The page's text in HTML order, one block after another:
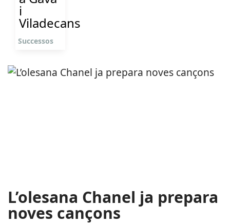
i
Viladecans
Successos
L’olesana Chanel ja prepara
noves cançons